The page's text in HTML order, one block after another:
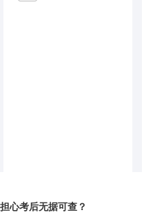
担心考后无据可查？